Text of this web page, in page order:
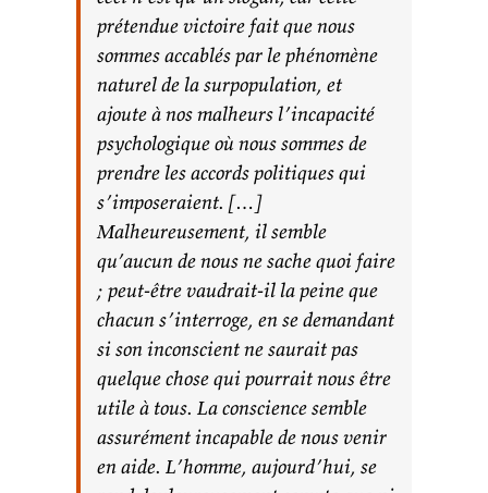
prétendue victoire fait que nous
sommes accablés par le phénomène
naturel de la surpopulation, et
ajoute à nos malheurs l’incapacité
psychologique où nous sommes de
prendre les accords politiques qui
s’imposeraient. […]
Malheureusement, il semble
qu’aucun de nous ne sache quoi faire
; peut-être vaudrait-il la peine que
chacun s’interroge, en se demandant
si son inconscient ne saurait pas
quelque chose qui pourrait nous être
utile à tous. La conscience semble
assurément incapable de nous venir
en aide. L’homme, aujourd’hui, se